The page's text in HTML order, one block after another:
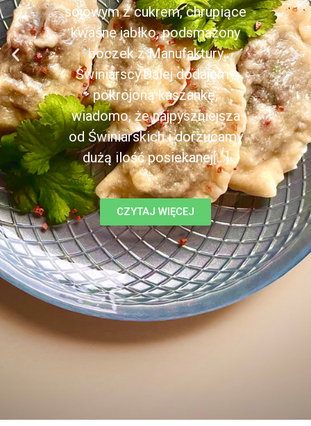
sojowym z cukrem, chrupiące
kwaśne jabłko, podsmażony
boczek z Manufaktury
Świniarscy.Dalej dodajemy
pokrojoną kaszankę,
wiadomo, że najpyszniejsza
od Świniarskich i dorzucamy
dużą ilość posiekanej[...]
CZYTAJ WIĘCEJ